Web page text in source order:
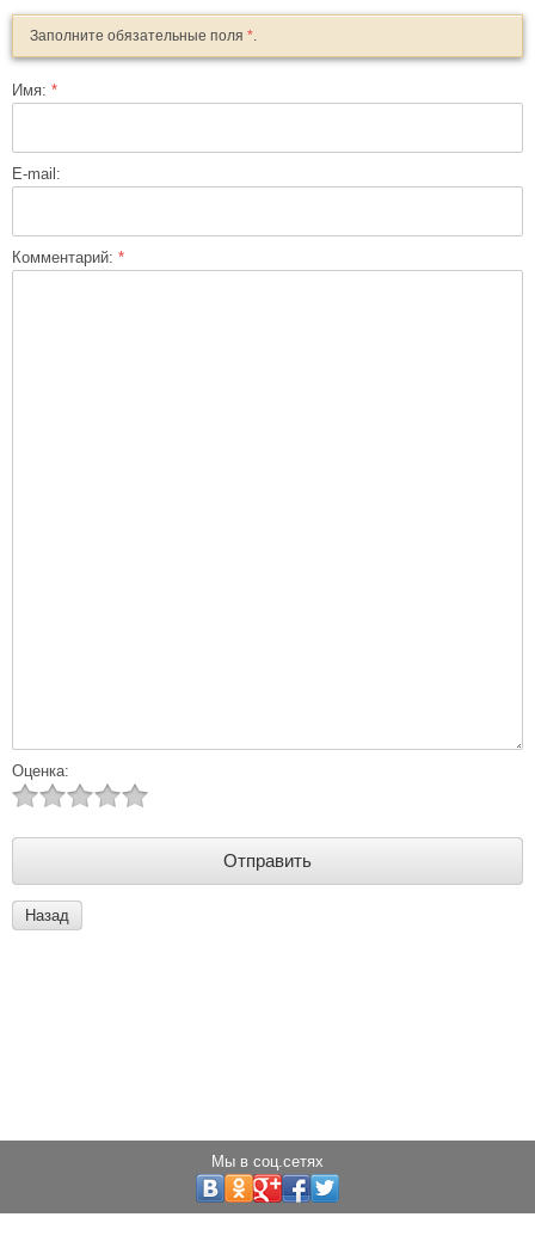
Заполните обязательные поля *
Имя: *
E-mail:
Комментарий: *
Оценка:
Назад
Мы в соц.сетях